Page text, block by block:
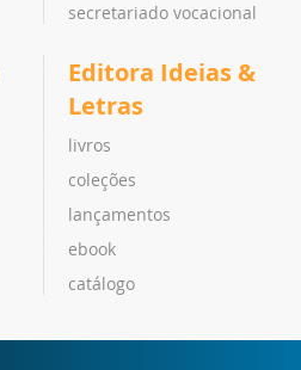
secretariado vocacional
Editora Ideias &
Letras
livros
coleções
lançamentos
ebook
catálogo